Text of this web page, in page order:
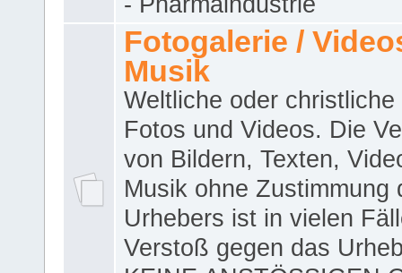
Fotogalerie /
Musik
Weltliche oder christliche
Fotos und Videos. Die
von Bildern, Texten,
Musik ohne Zustimmung
Urhebers ist in vielen
Verstoß gegen das